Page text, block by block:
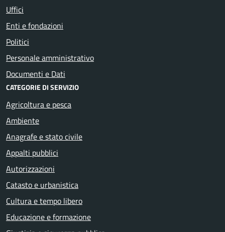
Uffici
Enti e fondazioni
Politici
Personale amministrativo
Documenti e Dati
CATEGORIE DI SERVIZIO
Agricoltura e pesca
Ambiente
Anagrafe e stato civile
Appalti pubblici
Autorizzazioni
Catasto e urbanistica
Cultura e tempo libero
Educazione e formazione